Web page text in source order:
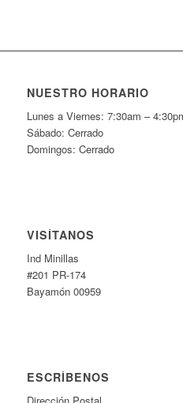
NUESTRO HORARIO
Lunes a Viernes: 7:30am –
Sábado: Cerrado
Domingos: Cerrado
VISÍTANOS
Ind Minillas
#201 PR-174
Bayamón 00959
ESCRÍBENOS